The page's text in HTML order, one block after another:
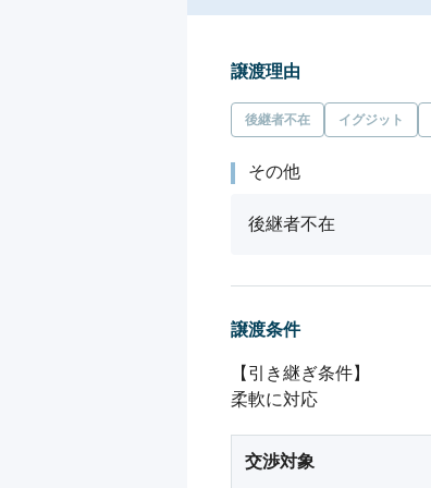
譲渡理由
後継者不在 イグジット
その他
後継者不在
譲渡条件
【引き継ぎ条件】
交渉対象